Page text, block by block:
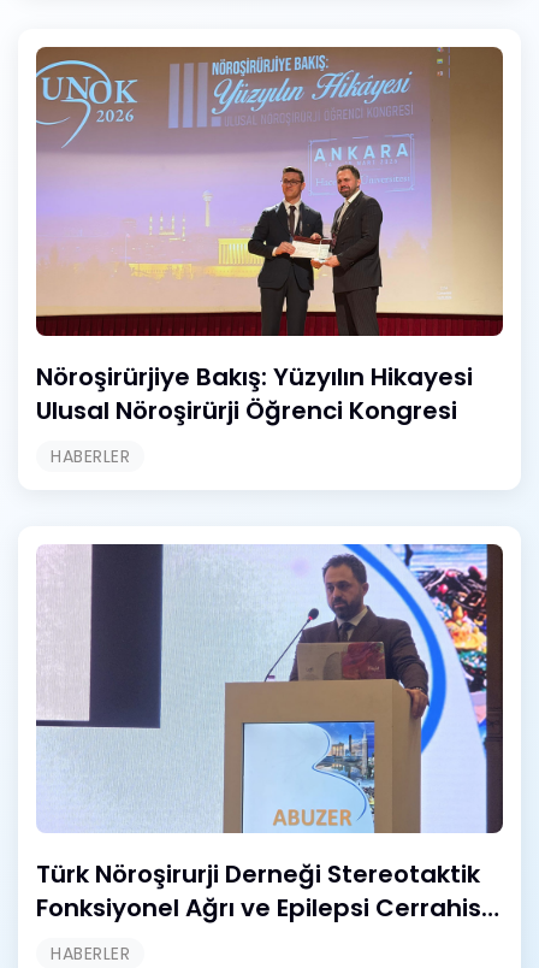
Nöroşirürjiye Bakış: Yüzyılın Hikayesi
Ulusal Nöroşirürji Öğrenci Kongresi
HABERLER
Türk Nöroşirurji Derneği Stereotaktik
Fonksiyonel Ağrı ve Epilepsi Cerrahisi
Öğretim ve Eğitim Grubu İlkbahar
HABERLER